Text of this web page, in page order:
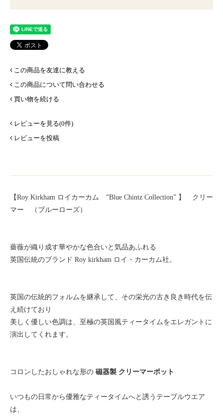
この商品を友達に教える
この商品について問い合わせる
買い物を続ける
レビューを見る(0件)
レビューを投稿
【Roy Kirkham ロイカーカム ”Blue Chintz Collection” 】 クリー
マー （ブルーローズ）
薔薇が織り成す華やかな色合いと気品あふれる
英国伝統のブランド Roy kirkham ロイ・カーカム社。
英国の伝統的フォルムを継承して、その栄光の古き良き時代を伝
え続けており
美しく優しい色調は、至極の英国風ティータイムをエレガントに
演出してくれます。
コロンしたおしゃれな形の 磁器製 クリーマーポット
いつもの日常から優雅なティータイムへと誘うテーブルウエア
は、